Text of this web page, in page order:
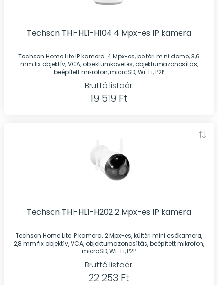
Techson THI-HL1-H104 4 Mpx-es IP kamera
Techson Home Lite IP kamera. 4 Mpx-es, beltéri mini dome, 3,6
mm fix objektív, VCA, objektumkövetés, objektumazonosítás,
beépített mikrofon, microSD, Wi-Fi, P2P
Bruttó listaár:
19 519 Ft
Techson THI-HL1-H202 2 Mpx-es IP kamera
Techson Home Lite IP kamera. 2 Mpx-es, kültéri mini csőkamera,
2,8 mm fix objektív, VCA, objektumazonosítás, beépített mikrofon,
microSD, Wi-Fi, P2P
Bruttó listaár:
22 253 Ft